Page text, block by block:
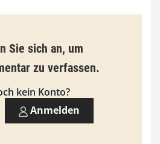
€
i
s
9
Sie sich an, um
zu verfassen.
kein Konto?
Anmelden